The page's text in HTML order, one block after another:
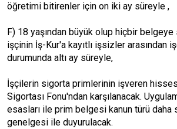
öğretimi bitirenler için on iki ay süreyle ,
F) 18 yaşından büyük olup hiçbir
işçinin İş-Kur'a kayıtlı işsizler arasından
durumunda altı ay süreyle,
İşçilerin sigorta primlerinin işveren
Sigortası Fonu'ndan karşılanacak.
esasları ile prim belgesi kanun türü daha
genelgesi ile duyurulacak.